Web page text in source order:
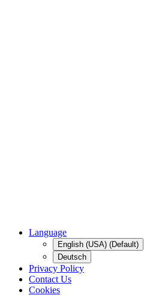
Language
English (USA) (Default)
Deutsch
Privacy Policy
Contact Us
Cookies